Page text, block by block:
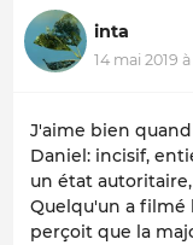
inta
14 mai 2019
J'aime bien
Daniel: incisif,
un état
Quelqu'un a filmé
perçoit que la